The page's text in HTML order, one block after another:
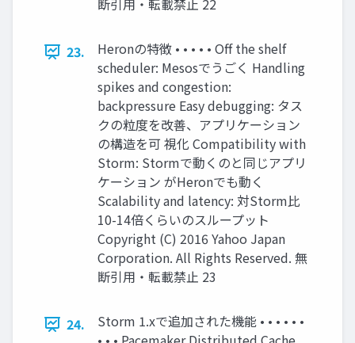
断引用・転載禁止 22
23.
Heronの特徴 • • • • • Off the shelf
scheduler: Mesosでうごく Handling
spikes and congestion:
backpressure Easy debugging: タス
クの粒度を改善、アプリケーション
の構造を可 視化 Compatibility with
Storm: Stormで動くのと同じアプリ
ケーション がHeronでも動く
Scalability and latency: 対Storm比
10-14倍くらいのスループット
Copyright (C) 2016 Yahoo Japan
Corporation. All Rights Reserved. 無
断引用・転載禁止 23
24.
Storm 1.xで追加された機能 • • • • • •